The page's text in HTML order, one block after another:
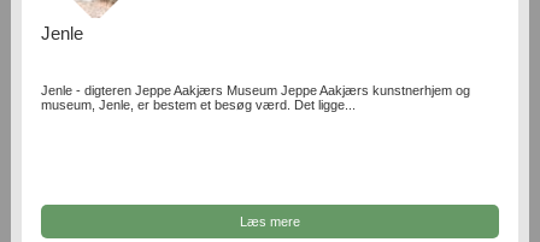
Jenle
Jenle - digteren Jeppe Aakjærs Museum Jeppe Aakjærs kunstnerhjem og
museum, Jenle, er bestem et besøg værd. Det ligge...
Læs mere